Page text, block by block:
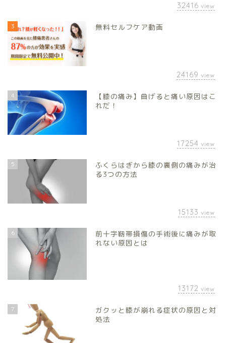
32416 view
3 無料セルフケア動画
24169 view
4
【膝の痛み】曲げると痛い原因はこ
れだ！
17254 view
5
ふくらはぎから膝の裏側の痛みが治
る3つの方法
15133 view
6
前十字靭帯損傷の手術後に痛みが取
れない原因とは
13172 view
7
ガクッと膝が崩れる症状の原因と対
処法